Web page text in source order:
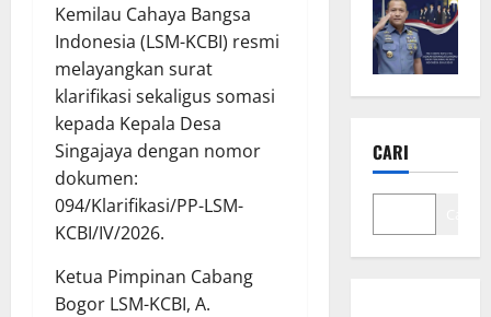
Kemilau Cahaya Bangsa
Indonesia (LSM-KCBI) resmi
melayangkan surat
klarifikasi sekaligus somasi
kepada Kepala Desa
Singajaya dengan nomor
dokumen:
094/Klarifikasi/PP-LSM-
KCBI/IV/2026.
Ketua Pimpinan Cabang
Bogor LSM-KCBI, A.
CARI